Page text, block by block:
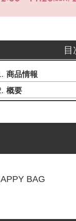
目
商品情報
概要
BAG